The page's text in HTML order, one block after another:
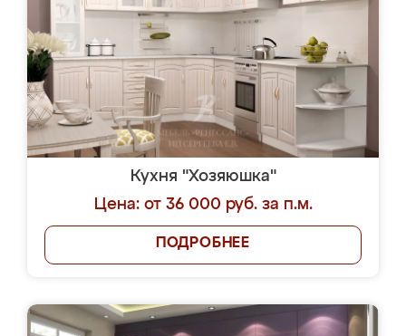
Кухня "Хозяюшка"
Цена: от 36 000 руб. за п.м.
ПОДРОБНЕЕ